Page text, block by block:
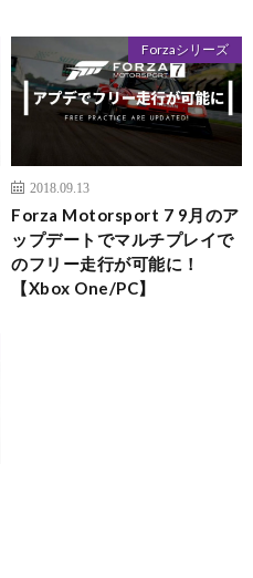
Forzaシリーズ
2018.09.13
Forza Motorsport 7 9月のア
ップデートでマルチプレイで
のフリー走行が可能に！
【Xbox One/PC】